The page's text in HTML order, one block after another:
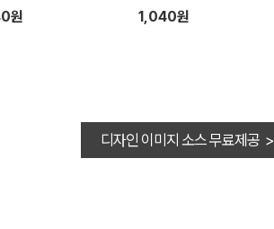
원 1,040원
디자인 이미지 소스 무료제공 >